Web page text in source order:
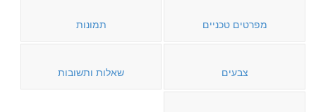
מפרטים טכניים תמונות
צבעים שאלות ותשובות